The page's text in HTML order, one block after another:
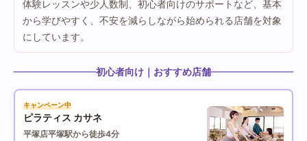
体験レッスンや少人数制、初心者向けのサポートなど、基本
から学びやすく、不安を減らしながら始められる店舗を対象
にしています。
初心者向け｜おすすめ店舗
キャンペーン中
ピラティス カサネ
平塚店平塚駅から徒歩4分